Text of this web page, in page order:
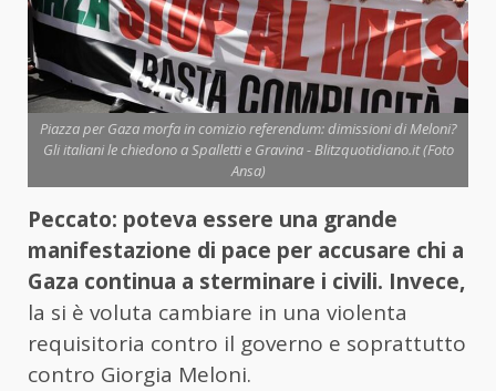
Piazza per Gaza morfa in comizio referendum: dimissioni di Meloni?
Gli italiani le chiedono a Spalletti e Gravina - Blitzquotidiano.it (Foto
Ansa)
Peccato: poteva essere una grande
manifestazione di pace per accusare chi a
Gaza continua a sterminare i civili. Invece,
la si è voluta cambiare in una violenta
requisitoria contro il governo e soprattutto
contro Giorgia Meloni.